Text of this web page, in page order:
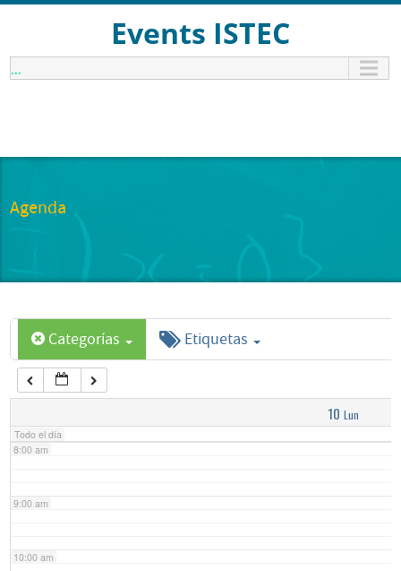
Events ISTEC
...
Agenda
Categorías Etiquetas
10 Lun
Todo el día
1:00 am
6:00 am
7:00 am
8:00 am
9:00 am
10:00 am